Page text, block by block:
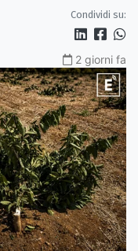
Condividi su:
2 giorni fa